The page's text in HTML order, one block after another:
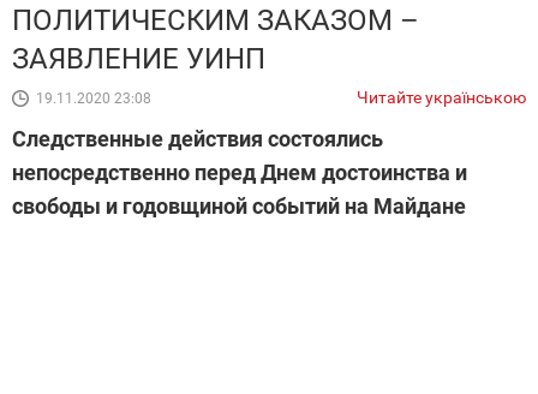
ПОЛИТИЧЕСКИМ ЗАКАЗОМ –
ЗАЯВЛЕНИЕ УИНП
19.11.2020 23:08 Читайте українською
Следственные действия состоялись
непосредственно перед Днем достоинства и
свободы и годовщиной событий на Майдане